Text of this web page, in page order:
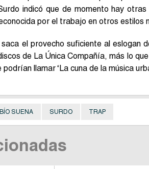
indicó que de momento hay
por el trabajo en otros estilos
saca el provecho suficiente al eslogan
de La Única Compañía, más lo
llamar ‘La cuna de la música
SUENA SURDO TRAP